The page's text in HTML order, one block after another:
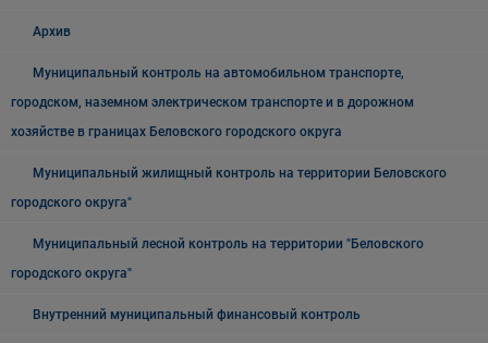
Архив
Муниципальный контроль на автомобильном транспорте,
городском, наземном электрическом транспорте и в дорожном
хозяйстве в границах Беловского городского округа
Муниципальный жилищный контроль на территории Беловского
городского округа"
Муниципальный лесной контроль на территории "Беловского
городского округа"
Внутренний муниципальный финансовый контроль